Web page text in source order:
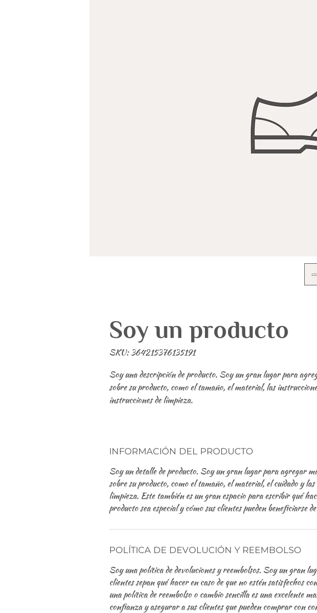
Soy un producto
SKU: 364215376135191
Soy una descripción de producto. Soy un gran lugar para
sobre su producto, como el tamaño, el material, las
instrucciones de limpieza.
INFORMACIÓN DEL PRODUCTO
Soy un detalle de producto. Soy un gran lugar para agregar
sobre su producto, como el tamaño, el material, el cuidado y
limpieza. Este también es un gran espacio para escribir qué
producto sea especial y cómo sus clientes pueden beneficiarse
POLÍTICA DE DEVOLUCIÓN Y REEMBOLSO
Soy una política de devoluciones y reembolsos. Soy un gran
clientes sepan qué hacer en caso de que no estén satisfechos
una política de reembolso o cambio sencilla es una excelente
confianza y asegurar a sus clientes que pueden comprar con